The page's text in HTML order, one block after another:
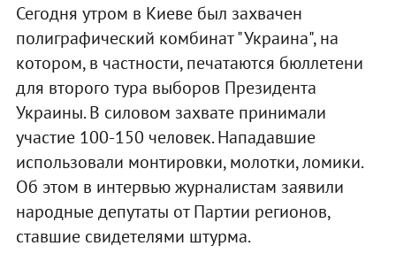
Сегодня утром в Киеве был захвачен
полиграфический комбинат "Украина", на
котором, в частности, печатаются бюллетени
для второго тура выборов Президента
Украины. В силовом захвате принимали
участие 100-150 человек. Нападавшие
использовали монтировки, молотки, ломики.
Об этом в интервью журналистам заявили
народные депутаты от Партии регионов,
ставшие свидетелями штурма.